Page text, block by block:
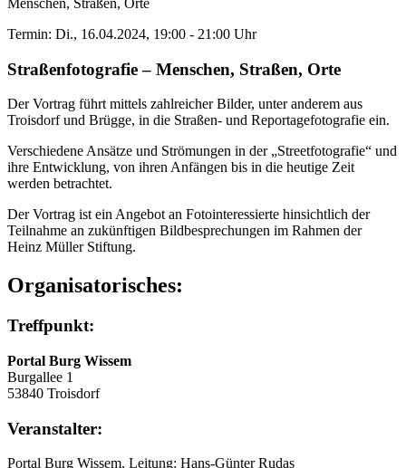
Menschen, Straßen, Orte
Termin: Di., 16.04.2024, 19:00 - 21:00 Uhr
Straßenfotografie – Menschen, Straßen, Orte
Der Vortrag führt mittels zahlreicher Bilder, unter anderem aus
Troisdorf und Brügge, in die Straßen- und Reportagefotografie ein.
Verschiedene Ansätze und Strömungen in der „Streetfotografie“ und
ihre Entwicklung, von ihren Anfängen bis in die heutige Zeit
werden betrachtet.
Der Vortrag ist ein Angebot an Fotointeressierte hinsichtlich der
Teilnahme an zukünftigen Bildbesprechungen im Rahmen der
Heinz Müller Stiftung.
Organisatorisches:
Treffpunkt:
Portal Burg Wissem
Burgallee 1
53840 Troisdorf
Veranstalter:
Portal Burg Wissem, Leitung: Hans-Günter Rudas